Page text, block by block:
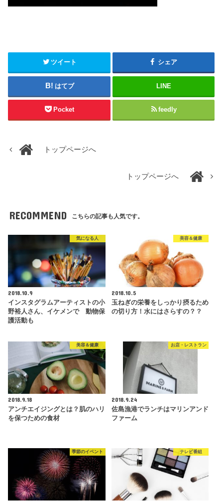
ツイート シェア
はてブ LINE
Pocket feedly
トップページへ
トップページへ
RECOMMEND こちらの記事も人気です。
気になる人
2018.10.9
インスタグラムアーティストの小
野裕人さん、イケメンで 動物保
護活動も
美容＆健康
2018.10.5
玉ねぎの栄養をしっかり摂るため
の切り方！水にはさらすの？？
美容＆健康
2018.9.18
アンチエイジングとは？肌のハリ
を保つための食材
お店・レストラン
2018.9.24
佐島漁港でランチはマリンアンド
ファーム
季節のイベント テレビ番組